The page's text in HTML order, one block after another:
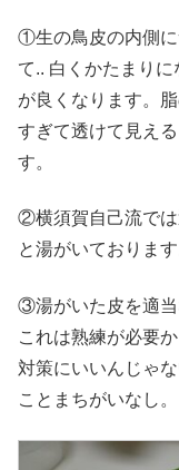
①生の鳥皮の内側に
て.. 白くかたまり
が良くなります。
すぎて透けて見え
す。
②横須賀自己流では
と湯がいております
③湯がいた皮を適当
これは熟練が必要
対策にいいんじゃ
ことまちがいなし。